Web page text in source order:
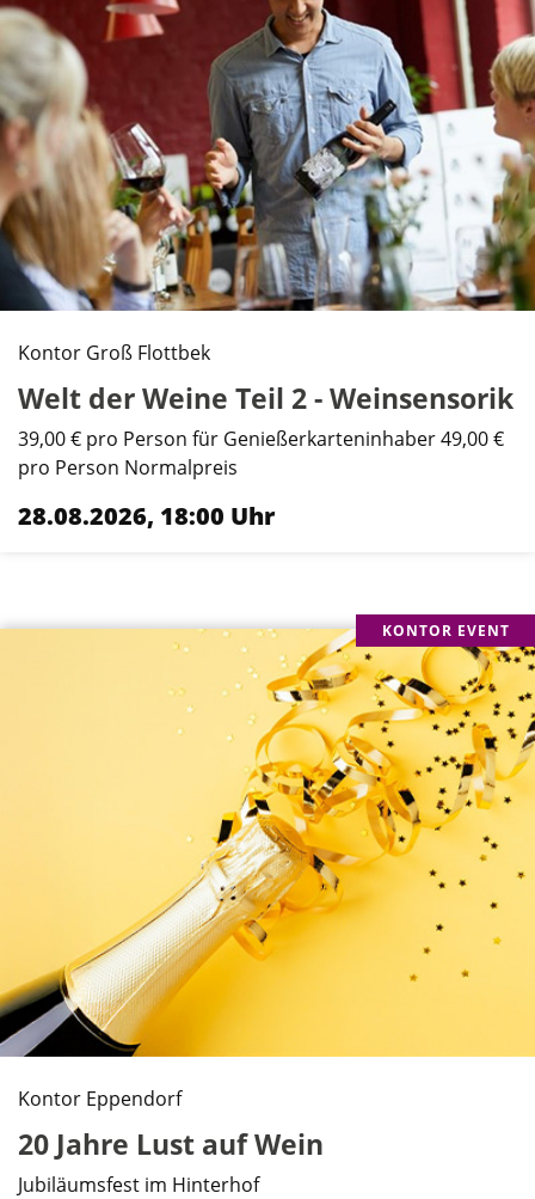
Kontor Groß Flottbek
Welt der Weine Teil 2 - Weinsensorik
39,00 € pro Person für Genießerkarteninhaber 49,00 €
pro Person Normalpreis
28.08.2026, 18:00 Uhr
KONTOR EVENT
Kontor Eppendorf
20 Jahre Lust auf Wein
Jubiläumsfest im Hinterhof